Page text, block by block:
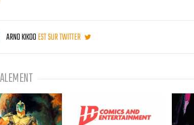
ARNO KIKOOEST SUR TWITTER